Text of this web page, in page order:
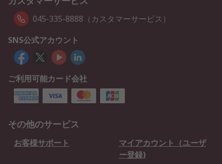
045-335-8888（カスタマーサービス）
SNS公式アカウント
ご利用可能カード会社
その他のサービス
お客様サポート
マイアカウント（ユーザ
ー登録)